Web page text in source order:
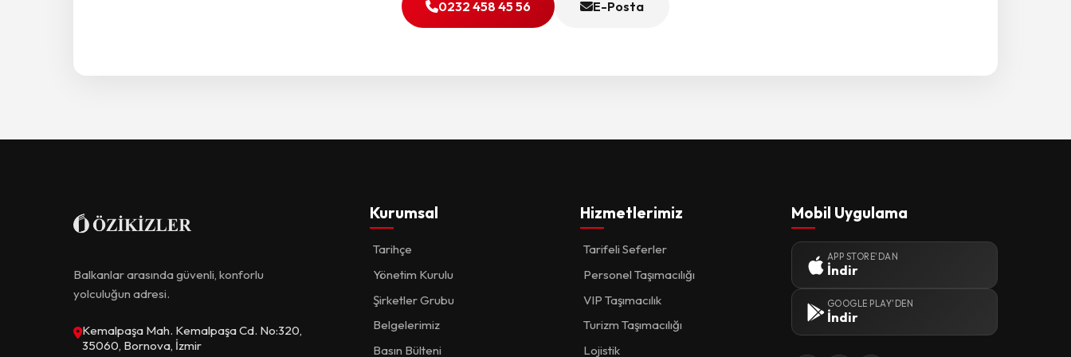
0232 458 45 56 E-Posta
Balkanlar arasında güvenli, konforlu
yolculuğun adresi.
Kemalpaşa Mah. Kemalpaşa Cd. No:320,
35060, Bornova, İzmir
Kurumsal
Tarihçe
Yönetim Kurulu
Şirketler Grubu
Belgelerimiz
Basın Bülteni
Hizmetlerimiz
Tarifeli Seferler
Personel Taşımacılığı
VIP Taşımacılık
Turizm Taşımacılığı
Lojistik
Mobil Uygulama
APP STORE'DAN
İndir
GOOGLE PLAY'DEN
İndir